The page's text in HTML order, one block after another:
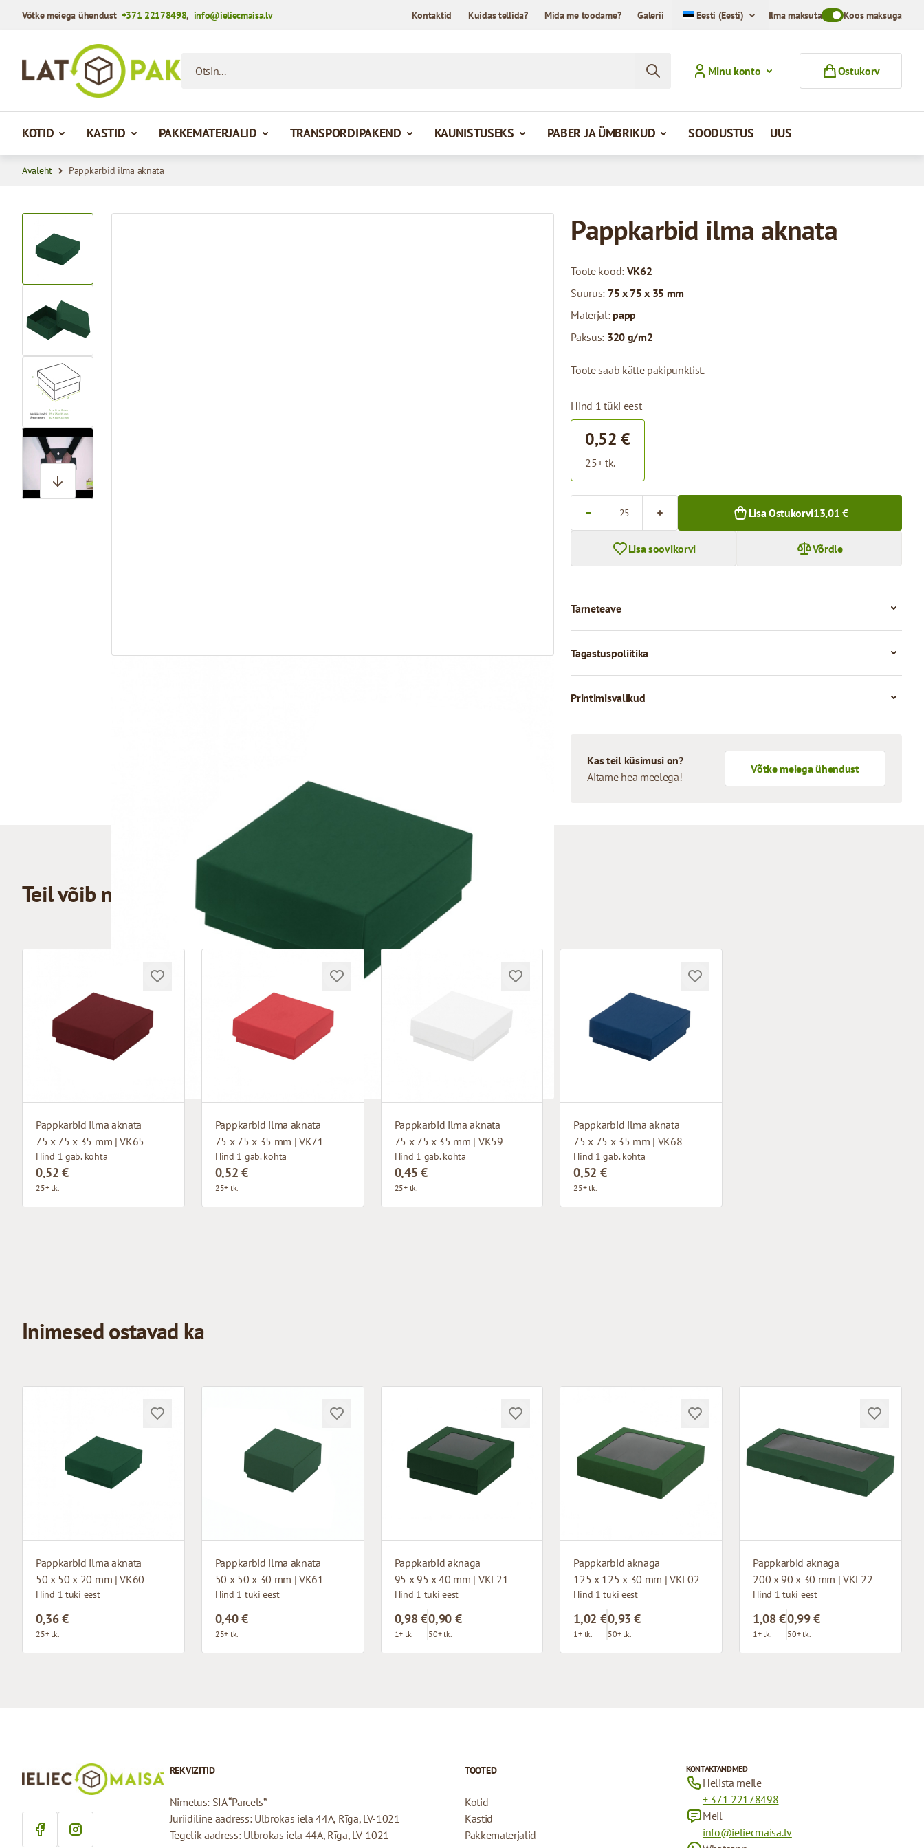
Võtke meiega ühendust +371 22178498, info@ieliecmaisa.lv Kontaktid Kuidas tellida? Mida me toodame? Galerii Eesti (Eesti) Ilma maksutaToggle VAT Mode
Koos maksuga
Minu konto Ostukorv
KOTID KASTID PAKKEMATERJALID TRANSPORDIPAKEND KAUNISTUSEKS PABER JA ÜMBRIKUD SOODUSTUS UUS
Avaleht Pappkarbid ilma aknata
View larger image
View larger image
Pappkarbid ilma aknata
Toote kood: VK62
Suurus: 75 x 75 x 35 mm
Materjal: papp
Paksus: 320 g/m2
Toote saab kätte pakipunktist.
Hind 1 tüki eest
0,52 €
25+ tk.
Lisa Ostukorvi13,01 €
Lisa soovikorvi Võrdle
Tarneteave
Tagastuspoliitika
Printimisvalikud
Kas teil küsimusi on?
Aitame hea meelega!
Võtke meiega ühendust
Teil võib meeldida ka
Pappkarbid ilma aknata
75 x 75 x 35 mm | VK65
Hind 1 gab. kohta
0,52 €
25+ tk.
Pappkarbid ilma aknata
75 x 75 x 35 mm | VK71
Hind 1 gab. kohta
0,52 €
25+ tk.
Pappkarbid ilma aknata
75 x 75 x 35 mm | VK59
Hind 1 gab. kohta
0,45 €
25+ tk.
Pappkarbid ilma aknata
75 x 75 x 35 mm | VK68
Hind 1 gab. kohta
0,52 €
25+ tk.
Inimesed ostavad ka
Pappkarbid ilma aknata
50 x 50 x 20 mm | VK60
Hind 1 tüki eest
0,36 €
25+ tk.
Pappkarbid ilma aknata
50 x 50 x 30 mm | VK61
Hind 1 tüki eest
0,40 €
25+ tk.
Pappkarbid aknaga
95 x 95 x 40 mm | VKL21
Hind 1 tüki eest
0,98 €
1+ tk.
0,90 €
50+ tk.
Pappkarbid aknaga
125 x 125 x 30 mm | VKL02
Hind 1 tüki eest
1,02 €
1+ tk.
0,93 €
50+ tk.
Pappkarbid aknaga
200 x 90 x 30 mm | VKL22
Hind 1 tüki eest
1,08 €
1+ tk.
0,99 €
50+ tk.
REKVIZĪTID
Nimetus: SIA “Parcels”
Juriidiline aadress: Ulbrokas iela 44A, Rīga, LV-1021
Tegelik aadress: Ulbrokas iela 44A, Rīga, LV-1021
TOOTED
Kotid
Kastid
Pakkematerjalid
KONTAKTANDMED
Helista meile
+ 371 22178498
Meil
info@ieliecmaisa.lv